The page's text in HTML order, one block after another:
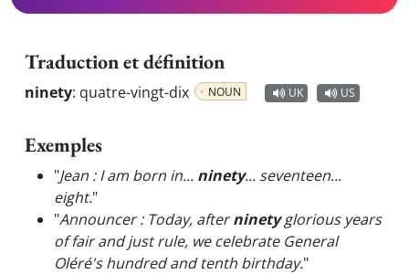
Traduction et définition
ninety: quatre-vingt-dix NOUN UK US
Exemples
"Jean : I am born in... ninety... seventeen...
eight."
"Announcer : Today, afterninetyglorious years
of fair and just rule, we celebrate General
Oléré's hundred and tenth birthday."